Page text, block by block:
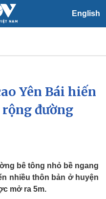
English
Xã hội
Tin 24h
Dự báo thời tiết
Yên Bái hiến
đường
bê tông nhỏ bề ngang
nhiều thôn bản ở huyện
mở ra 5m.